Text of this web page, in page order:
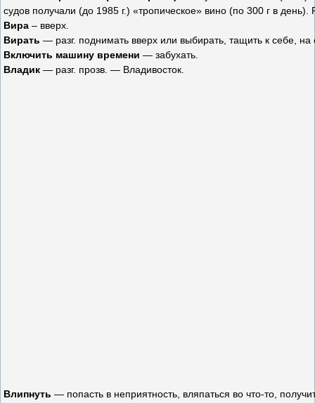
судов получали (до 1985 г.) «тропическое» вино (по 300 г в
Вира – вверх.
Вирать — разг. поднимать вверх или выбирать, тащить к себе, на
Включить машину времени — забухать.
Владик — разг. прозв. — Владивосток.
Влипнуть — попасть в неприятность, вляпаться во что-то,